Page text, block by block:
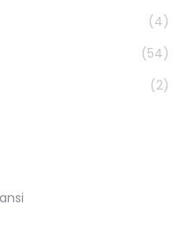
(4)
(54)
(2)